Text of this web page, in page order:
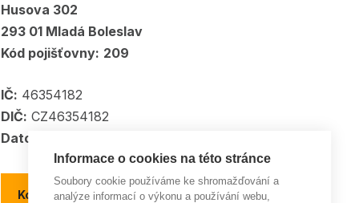
Husova 302
293 01 Mladá Boleslav
Kód pojišťovny: 209
IČ: 46354182
DIČ: CZ46354182
Datové schránka:
Kontakty a kontaktní místa
Informace o cookies na této stránce
Soubory cookie používáme ke shromažďování a
analýze informací o výkonu a používání webu,